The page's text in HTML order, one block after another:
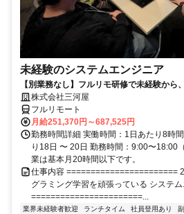
未経験のシステムエンジニア
【別業務なし】フルリモ研修で未経験から
株式会社三河屋
フルリモート
月給251,370円～687,525円
勤務時間詳細 実働時間：1日あたり8時
り18日 〜 20日 勤務時間：9:00〜18:00
業は基本月20時間以下です。
仕事内容 =======================
グラミング学習を頑張っている システ
=======================...
業界未経験者歓迎 ランチタイム 社員登用あり